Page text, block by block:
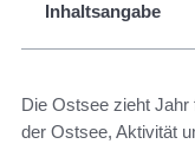
Inhaltsangabe
Die Ostsee zieht Jahr
der Ostsee, Aktivität